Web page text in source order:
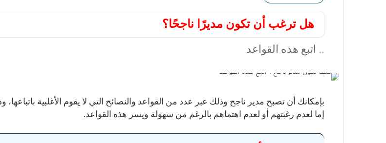
هل ترغب أن تكون مديرًا ناجحًا؟
.. اتبع هذه القواعد
بإمكانك أن تصبح مدير ناجح وذلك عبر عدد من القواعد والنصائح التي لا يقوم الأغلبية باتباعها،
إما لعدم رغبتهم أو لعدم اهتماهم بالرغم من سهولة ويسر هذه القواعد.